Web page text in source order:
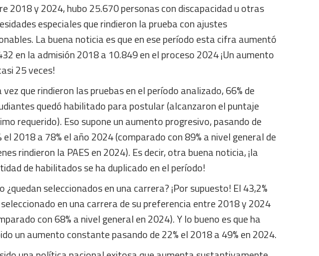
2018 y 2024, hubo 25.670 personas con discapacidad u otras
especiales que rindieron la prueba con ajustes
La buena noticia es que en ese período esta cifra aumentó
en la admisión 2018 a 10.849 en el proceso 2024 ¡Un aumento
25 veces!
vez que rindieron las pruebas en el período analizado, 66% de
quedó habilitado para postular (alcanzaron el puntaje
requerido). Eso supone un aumento progresivo, pasando de
el 2018 a 78% el año 2024 (comparado con 89% a nivel general de
rindieron la PAES en 2024). Es decir, otra buena noticia, ¡la
de habilitados se ha duplicado en el período!
¿quedan seleccionados en una carrera? ¡Por supuesto! El 43,2%
en una carrera de su preferencia entre 2018 y 2024
con 68% a nivel general en 2024). Y lo bueno es que ha
un aumento constante pasando de 22% el 2018 a 49% en 2024.